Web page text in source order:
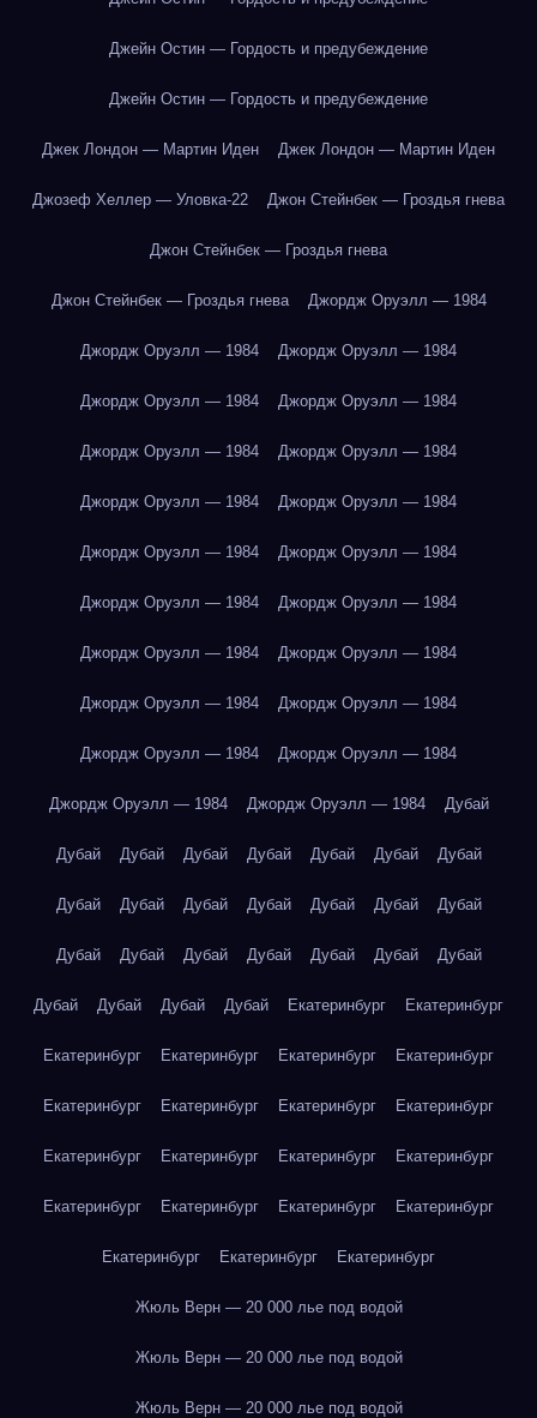
Джейн Остин — Гордость и предубеждение
Джейн Остин — Гордость и предубеждение
Джек Лондон — Мартин Иден Джек Лондон — Мартин Иден
Джозеф Хеллер — Уловка-22 Джон Стейнбек — Гроздья гнева
Джон Стейнбек — Гроздья гнева
Джон Стейнбек — Гроздья гнева Джордж Оруэлл — 1984
Джордж Оруэлл — 1984 Джордж Оруэлл — 1984
Джордж Оруэлл — 1984 Джордж Оруэлл — 1984
Джордж Оруэлл — 1984 Джордж Оруэлл — 1984
Джордж Оруэлл — 1984 Джордж Оруэлл — 1984
Джордж Оруэлл — 1984 Джордж Оруэлл — 1984
Джордж Оруэлл — 1984 Джордж Оруэлл — 1984
Джордж Оруэлл — 1984 Джордж Оруэлл — 1984
Джордж Оруэлл — 1984 Джордж Оруэлл — 1984
Джордж Оруэлл — 1984 Джордж Оруэлл — 1984
Джордж Оруэлл — 1984 Джордж Оруэлл — 1984 Дубай
Дубай Дубай Дубай Дубай Дубай Дубай Дубай
Дубай Дубай Дубай Дубай Дубай Дубай Дубай
Дубай Дубай Дубай Дубай Дубай Дубай Дубай
Дубай Дубай Дубай Дубай Екатеринбург Екатеринбург
Екатеринбург Екатеринбург Екатеринбург Екатеринбург
Екатеринбург Екатеринбург Екатеринбург Екатеринбург
Екатеринбург Екатеринбург Екатеринбург Екатеринбург
Екатеринбург Екатеринбург Екатеринбург Екатеринбург
Екатеринбург Екатеринбург Екатеринбург
Жюль Верн — 20 000 лье под водой
Жюль Верн — 20 000 лье под водой
Жюль Верн — 20 000 лье под водой